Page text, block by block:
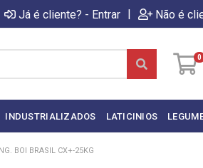
Já é cliente? - Entrar | Não é
0
INDUSTRIALIZADOS LATICINIOS
BOI BRASIL CX+-25KG